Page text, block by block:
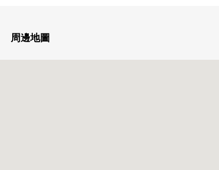
※無法保證房屋租金在未來能成為確實的收入。
周邊地圖